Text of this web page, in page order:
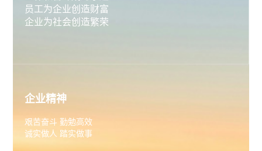
员工为企业创造财富
企业为社会创造繁荣
企业精神
艰苦奋斗 勤勉高效
诚实做人 踏实做事